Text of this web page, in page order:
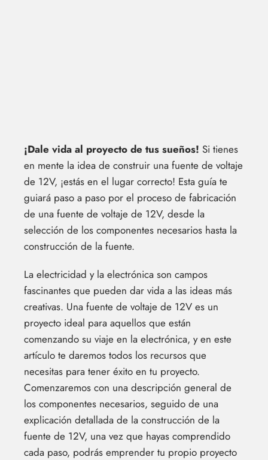
¡Dale vida al proyecto de tus sueños! Si tienes
en mente la idea de construir una fuente de voltaje
de 12V, ¡estás en el lugar correcto! Esta guía te
guiará paso a paso por el proceso de fabricación
de una fuente de voltaje de 12V, desde la
selección de los componentes necesarios hasta la
construcción de la fuente.
La electricidad y la electrónica son campos
fascinantes que pueden dar vida a las ideas más
creativas. Una fuente de voltaje de 12V es un
proyecto ideal para aquellos que están
comenzando su viaje en la electrónica, y en este
artículo te daremos todos los recursos que
necesitas para tener éxito en tu proyecto.
Comenzaremos con una descripción general de
los componentes necesarios, seguido de una
explicación detallada de la construcción de la
fuente de 12V, una vez que hayas comprendido
cada paso, podrás emprender tu propio proyecto